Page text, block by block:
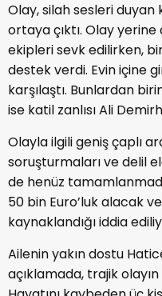
Olay, silah sesleri duyan
ortaya çıktı. Olay yerine
ekipleri sevk edilirken,
destek verdi. Evin içine
karşılaştı. Bunlardan
ise katil zanlısı Ali
Olayla ilgili geniş çaplı
soruşturmaları ve delil
de henüz
50 bin Euro’luk alacak
kaynaklandığı iddia
Ailenin yakın dostu
açıklamada, trajik